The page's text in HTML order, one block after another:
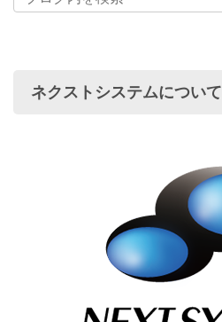
ネクストシステムについて